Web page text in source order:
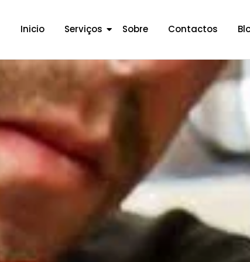
Inicio Serviços Sobre Contactos